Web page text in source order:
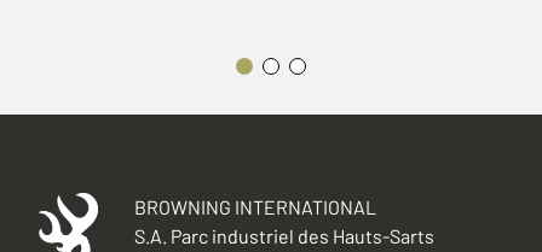
BROWNING INTERNATIONAL
S.A. Parc industriel des Hauts-Sarts